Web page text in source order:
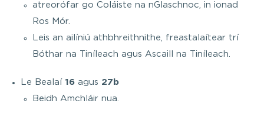
atreorófar go Coláiste na nGlaschnoc, in ionad
Ros Mór.
Leis an ailíniú athbhreithnithe, freastalaítear trí
Bóthar na Tiníleach agus Ascaill na Tiníleach.
Le Bealaí 16 agus 27b
Beidh Amchláir nua.